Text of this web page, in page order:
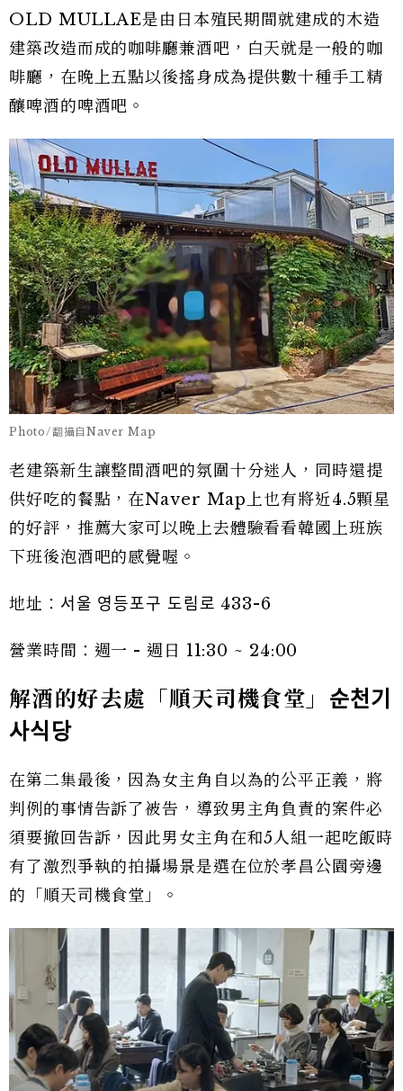
OLD MULLAE是由日本殖民期間就建成的木造
建築改造而成的咖啡廳兼酒吧，白天就是一般的咖
啡廳，在晚上五點以後搖身成為提供數十種手工精
釀啤酒的啤酒吧。
Photo/翻攝自Naver Map
老建築新生讓整間酒吧的氛圍十分迷人，同時還提
供好吃的餐點，在Naver Map上也有將近4.5顆星
的好評，推薦大家可以晚上去體驗看看韓國上班族
下班後泡酒吧的感覺喔。
地址：서울 영등포구 도림로 433-6
營業時間：週一 - 週日 11:30 ~ 24:00
解酒的好去處「順天司機食堂」 순천기
사식당
在第二集最後，因為女主角自以為的公平正義，將
判例的事情告訴了被告，導致男主角負責的案件必
須要撤回告訴，因此男女主角在和5人組一起吃飯時
有了激烈爭執的拍攝場景是選在位於孝昌公園旁邊
的「順天司機食堂」。